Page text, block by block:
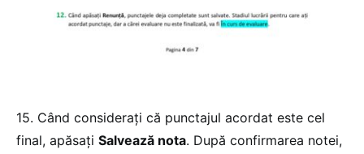
15. Când considerați că punctajul acordat este cel
final, apăsați Salvează nota. După confirmarea notei,